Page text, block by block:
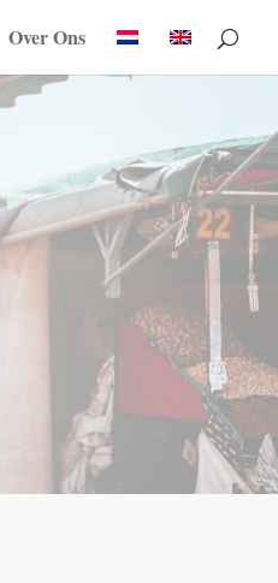
Over Ons